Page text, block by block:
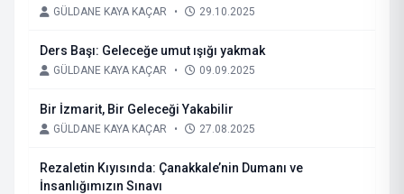
GÜLDANE KAYA KAÇAR • 29.10.2025
Ders Başı: Geleceğe umut ışığı yakmak
GÜLDANE KAYA KAÇAR • 09.09.2025
Bir İzmarit, Bir Geleceği Yakabilir
GÜLDANE KAYA KAÇAR • 27.08.2025
Rezaletin Kıyısında: Çanakkale’nin Dumanı ve
İnsanlığımızın Sınavı